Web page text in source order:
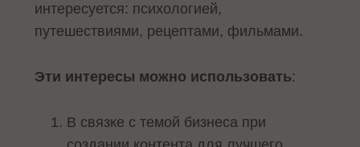
интересуется: психологией,
путешествиями, рецептами, фильмами.
Эти интересы можно использовать:
В связке с темой бизнеса при